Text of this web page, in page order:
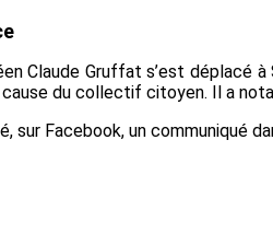
Claude Gruffat s’est déplacé à
du collectif citoyen. Il a
sur Facebook, un communiqué